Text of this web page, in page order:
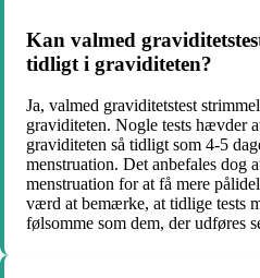
Kan valmed
tidligt i graviditeten?
Ja, valmed graviditetstest
graviditeten. Nogle tests hævder
graviditeten så tidligt som 4-5
menstruation. Det anbefales dog
menstruation for at få mere
værd at bemærke, at tidlige tests
følsomme som dem, der udføres